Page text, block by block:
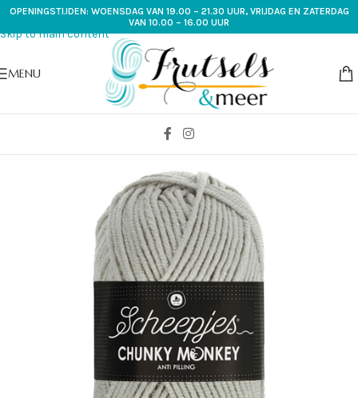
Skip to navigation
Skip to main content
OPENINGSTIJDEN: WOENSDAG VAN 19.00 – 21.30 UUR, VRIJDAG EN ZATERDAG
VAN 10.00 – 16.00 UUR
MENU